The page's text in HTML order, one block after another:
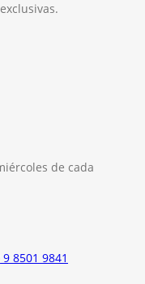
de cada
9 8501 9841